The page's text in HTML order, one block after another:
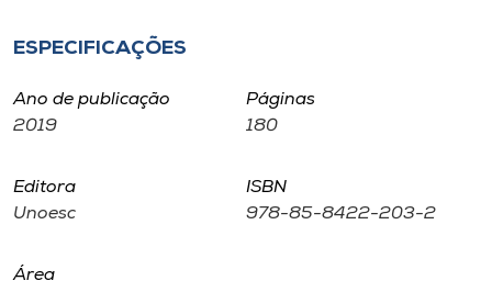
Store
Selecione
ESPECIFICAÇÕES
Ano de publicação
2019
Páginas
180
Editora
Unoesc
ISBN
978-85-8422-203-2
Área